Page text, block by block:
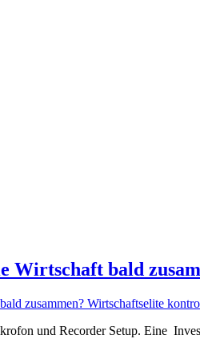
Wirtschaft bald
und Recorder Setup. Eine